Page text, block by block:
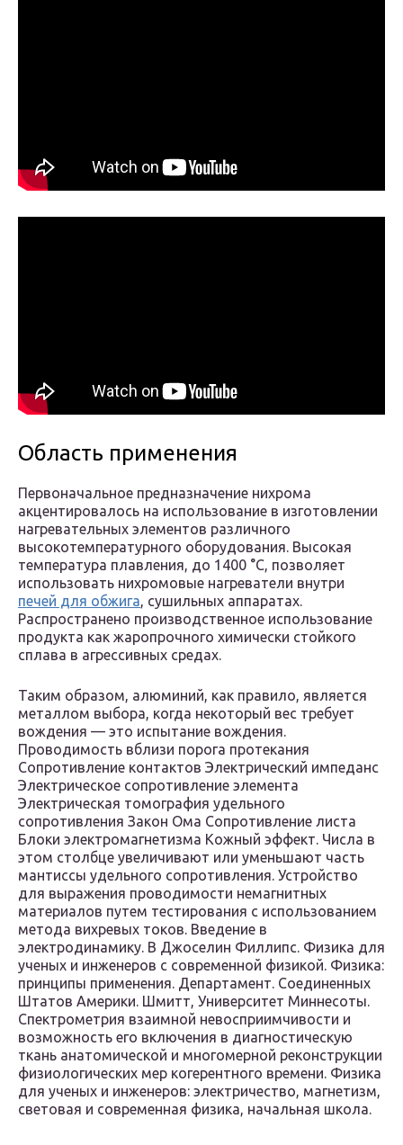
Область применения
Первоначальное предназначение нихрома
акцентировалось на использование в изготовлении
нагревательных элементов различного
высокотемпературного оборудования. Высокая
температура плавления, до 1400 °С, позволяет
использовать нихромовые нагреватели внутри
печей для обжига, сушильных аппаратах.
Распространено производственное использование
продукта как жаропрочного химически стойкого
сплава в агрессивных средах.
Таким образом, алюминий, как правило, является
металлом выбора, когда некоторый вес требует
вождения — это испытание вождения.
Проводимость вблизи порога протекания
Сопротивление контактов Электрический импеданс
Электрическое сопротивление элемента
Электрическая томография удельного
сопротивления Закон Ома Сопротивление листа
Блоки электромагнетизма Кожный эффект. Числа в
этом столбце увеличивают или уменьшают часть
мантиссы удельного сопротивления. Устройство
для выражения проводимости немагнитных
материалов путем тестирования с использованием
метода вихревых токов. Введение в
электродинамику. В Джоселин Филлипс. Физика для
ученых и инженеров с современной физикой. Физика:
принципы применения. Департамент. Соединенных
Штатов Америки. Шмитт, Университет Миннесоты.
Спектрометрия взаимной невосприимчивости и
возможность его включения в диагностическую
ткань анатомической и многомерной реконструкции
физиологических мер когерентного времени. Физика
для ученых и инженеров: электричество, магнетизм,
световая и современная физика, начальная школа.